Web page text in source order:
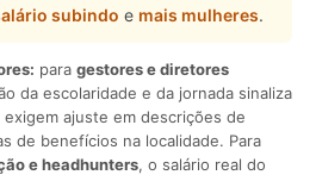
subindo e mais mulheres.
para gestores e diretores
da escolaridade e da jornada sinaliza
ajuste em descrições de
de benefícios na localidade. Para
e headhunters, o salário real do